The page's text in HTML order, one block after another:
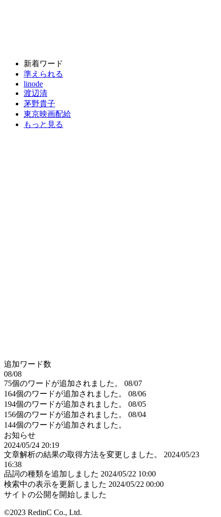
新着ワード
準えられる
linode
渡辺清
茅野貴子
東京映画配給
もっと見る
追加ワード数
08/08
75個のワードが追加されました。
08/07
164個のワードが追加されました。
08/06
194個のワードが追加されました。
08/05
156個のワードが追加されました。
08/04
144個のワードが追加されました。
お知らせ
2024/05/24 20:19
文章解析の結果の取得方法を変更しました。
2024/05/23
16:38
品詞の種類を追加しました 2024/05/22 10:00
検索中の表示を更新しました 2024/05/22 00:00
サイトの公開を開始しました
©2023 RedinC Co., Ltd.